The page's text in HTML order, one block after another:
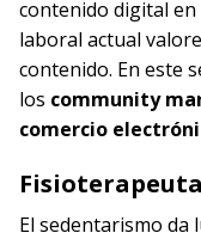
contenido digital
laboral actual
contenido. En este
los community
comercio
Fisioterapeuta
El sedentarismo da